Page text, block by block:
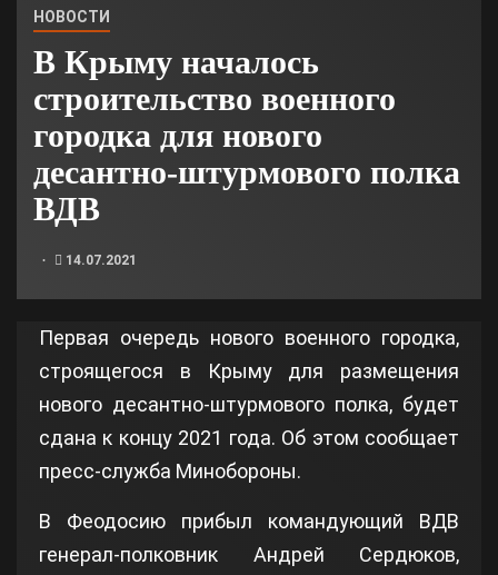
НОВОСТИ
В Крыму началось
строительство военного
городка для нового
десантно-штурмового полка
ВДВ
14.07.2021
Первая очередь нового военного городка,
строящегося в Крыму для размещения
нового десантно-штурмового полка, будет
сдана к концу 2021 года. Об этом сообщает
пресс-служба Минобороны.
В Феодосию прибыл командующий ВДВ
генерал-полковник Андрей Сердюков,